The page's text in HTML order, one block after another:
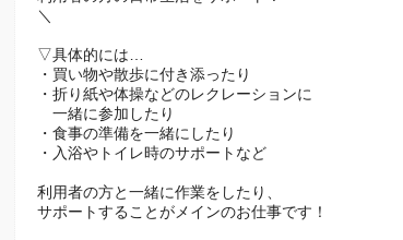
＼
▽具体的には…
・買い物や散歩に付き添ったり
・折り紙や体操などのレクレーションに
一緒に参加したり
・食事の準備を一緒にしたり
・入浴やトイレ時のサポートなど
利用者の方と一緒に作業をしたり、
サポートすることがメインのお仕事です！